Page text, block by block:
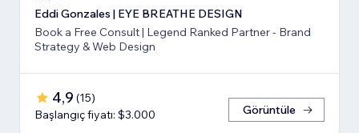
Eddi Gonzales | EYE BREATHE DESIGN
Book a Free Consult | Legend Ranked Partner - Brand
Strategy & Web Design
4,9 (15)
Başlangıç fiyatı: $3.000
Görüntüle